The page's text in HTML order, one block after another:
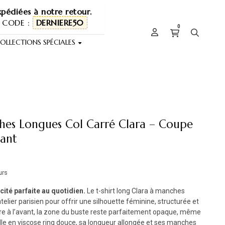
à notre retour.
: DERNIERE50
SPÉCIALES
0
Longues Col Carré Clara – Coupe
parfaite au quotidien.
Le t-shirt long Clara à manches
parisien pour offrir une silhouette féminine, structurée et
à l’avant, la zone du buste reste parfaitement opaque, même
en viscose ring douce, sa longueur allongée et ses manches